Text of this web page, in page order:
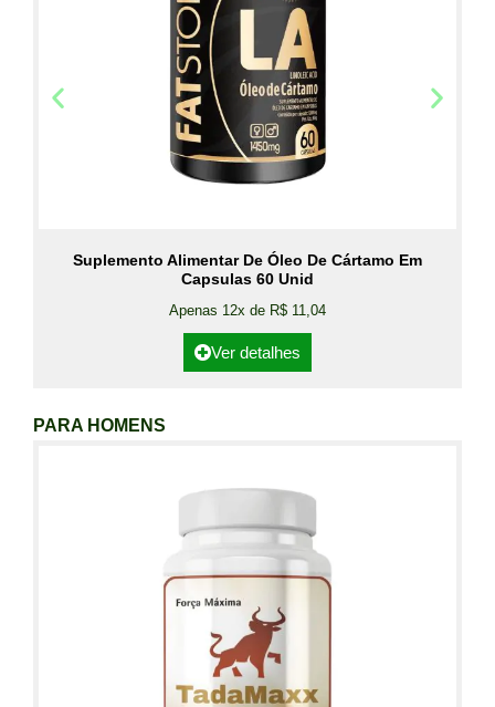
Suplemento Alimentar De Óleo De Cártamo Em
Capsulas 60 Unid
Apenas 12x de R$ 11,04
Ver detalhes
PARA HOMENS